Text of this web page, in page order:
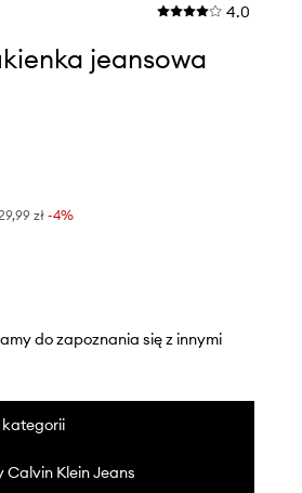
4.0
jeansowa
zł -4%
do zapoznania się z innymi
kategorii
Klein Jeans